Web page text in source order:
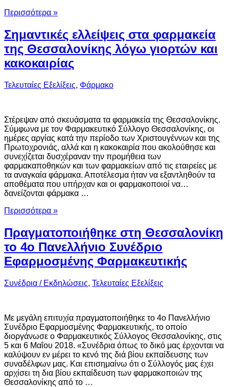
Περισσότερα »
Σημαντικές ελλείψεις στα φαρμακεία
της Θεσσαλονίκης λόγω γιορτών και
κακοκαιρίας
Τελευταίες Εξελίξεις, Φάρμακο
Στέρεψαν από σκευάσματα τα φαρμακεία της Θεσσαλονίκης.
Σύμφωνα με τον Φαρμακευτικό Σύλλογο Θεσσαλονίκης, οι
ημέρες αργίας κατά την περίοδο των Χριστουγέννων και της
Πρωτοχρονιάς, αλλά και η κακοκαιρία που ακολούθησε και
συνεχίζεται δυσχέραναν την προμήθεια των
φαρμακαποθηκών και των φαρμακείων από τις εταιρείες με
τα αναγκαία φάρμακα. Αποτέλεσμα ήταν να εξαντληθούν τα
αποθέματα που υπήρχαν και οι φαρμακοποιοί να…
δανείζονται φάρμακα …
Περισσότερα »
Πραγματοποιήθηκε στη Θεσσαλονίκη
το 4ο Πανελλήνιο Συνέδριο
Εφαρμοσμένης Φαρμακευτικής
Συνέδρια / Εκδηλώσεις, Τελευταίες Εξελίξεις
Με μεγάλη επιτυχία πραγματοποιήθηκε το 4ο Πανελλήνιο
Συνέδριο Εφαρμοσμένης Φαρμακευτικής, το οποίο
διοργάνωσε ο Φαρμακευτικός Σύλλογος Θεσσαλονίκης, στις
5 και 6 Μαΐου 2018. «Συνέδρια όπως το δικό μας έρχονται να
καλύψουν εν μέρει το κενό της διά βίου εκπαίδευσης των
συναδέλφων μας. Και επισημαίνω ότι ο Σύλλογός μας έχει
αρχίσει τη δια βίου εκπαίδευση των φαρμακοποιών της
Θεσσαλονίκης από το …